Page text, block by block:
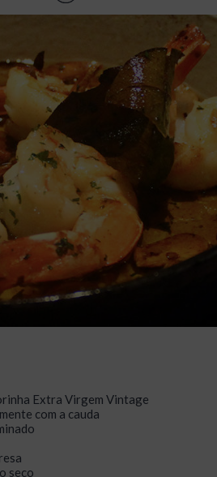
Extra Virgem Vintage
com a cauda
seco